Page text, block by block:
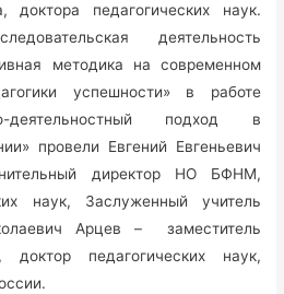
доктора педагогических наук.
деятельность
методика на современном
успешности» в работе
деятельностный подход в
провели Евгений Евгеньевич
директор НО БФНМ,
наук, Заслуженный учитель
Арцев – заместитель
педагогических наук,